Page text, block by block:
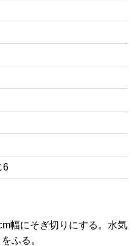
6
幅にそぎ切りにする。水気
ふる。